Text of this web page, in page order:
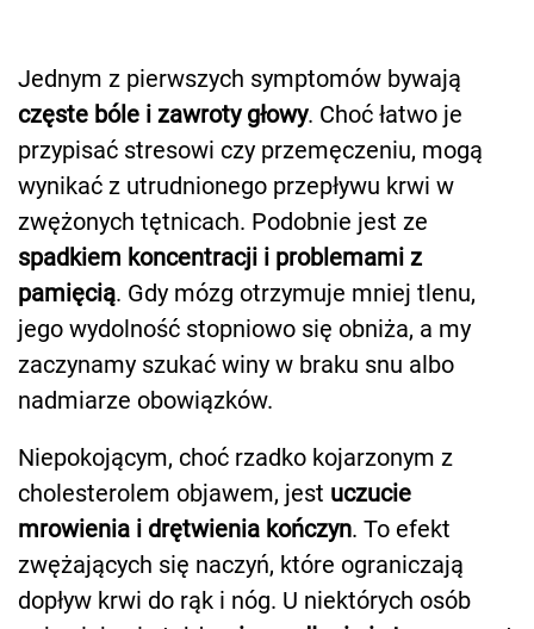
Jednym z pierwszych symptomów bywają
częste bóle i zawroty głowy. Choć łatwo je
przypisać stresowi czy przemęczeniu, mogą
wynikać z utrudnionego przepływu krwi w
zwężonych tętnicach. Podobnie jest ze
spadkiem koncentracji i problemami z
pamięcią. Gdy mózg otrzymuje mniej tlenu,
jego wydolność stopniowo się obniża, a my
zaczynamy szukać winy w braku snu albo
nadmiarze obowiązków.
Niepokojącym, choć rzadko kojarzonym z
cholesterolem objawem, jest uczucie
mrowienia i drętwienia kończyn. To efekt
zwężających się naczyń, które ograniczają
dopływ krwi do rąk i nóg. U niektórych osób